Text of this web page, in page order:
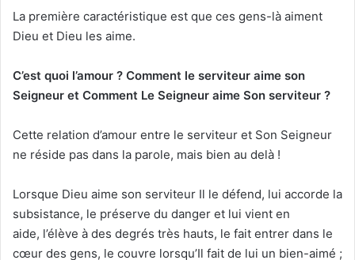
La première caractéristique est que ces gens-là aiment
Dieu et Dieu les aime.
C’est quoi l’amour ? Comment le serviteur aime son
Seigneur et Comment Le Seigneur aime Son serviteur ?
Cette relation d’amour entre le serviteur et Son Seigneur
ne réside pas dans la parole, mais bien au delà !
Lorsque Dieu aime son serviteur Il le défend, lui accorde la
subsistance, le préserve du danger et lui vient en
aide, l’élève à des degrés très hauts, le fait entrer dans le
cœur des gens, le couvre lorsqu’Il fait de lui un bien-aimé ;